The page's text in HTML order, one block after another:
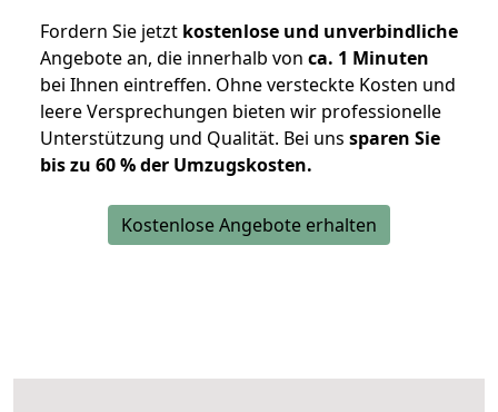
Fordern Sie jetzt kostenlose und unverbindliche
Angebote an, die innerhalb von ca. 1 Minuten
bei Ihnen eintreffen. Ohne versteckte Kosten und
leere Versprechungen bieten wir professionelle
Unterstützung und Qualität. Bei uns sparen Sie
bis zu 60 % der Umzugskosten.
Kostenlose Angebote erhalten